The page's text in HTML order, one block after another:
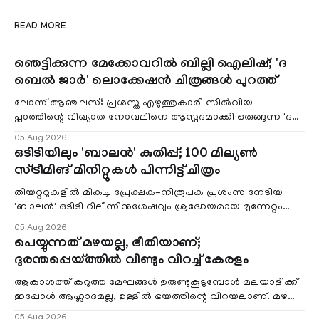
READ MORE
ഞെട്ടിക്കുന്ന മേക്കോവറിൽ ബില്ലി ഐലിഷ്; 'ദ
ബെൽ ജാർ' ലൊക്കേഷൻ ചിത്രങ്ങൾ പുറത്ത്
ലോസ് ആഞ്ചലസ്: പ്രശസ്ത എഴുത്തുകാരി സിൽവിയ
പ്ലാത്തിന്റെ വിഖ്യാത നോവലിനെ ആസ്പദമാക്കി ഒരുങ്ങുന്ന 'ദ
05 Aug 2026
ഒടിടിയിലും 'ബാലൻ' കുതിപ്പ്; 100 മില്യൺ
സ്ട്രീമിങ് മിനിറ്റുകൾ പിന്നിട്ട് ചിത്രം
തിയറ്ററുകളിൽ മികച്ച പ്രേക്ഷക-നിരൂപക പ്രശംസ നേടിയ
'ബാലൻ' ഒടിടി റിലീസിനുശേഷവും ശ്രദ്ധേയമായ മുന്നേറ്റം
05 Aug 2026
പെയ്യുന്നത് മഴയല്ല, ഭീതിയാണ്;
ദുരന്തപ്പെയ്ത്തിൽ വീണ്ടും വിറച്ച് കേരളം
ആകാശത്ത് കറുത്ത മേഘങ്ങൾ ഉരുണ്ടുകൂടുമ്പോൾ മലയാളിക്ക്
ഇപ്പോൾ ആഹ്ലാദമല്ല, ഉള്ളിൽ ഭയത്തിന്റെ വിറയലാണ്. മഴ